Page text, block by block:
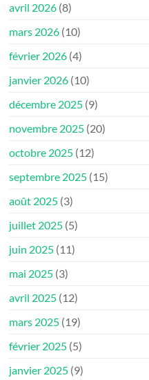
avril 2026 (8)
mars 2026 (10)
février 2026 (4)
janvier 2026 (10)
décembre 2025 (9)
novembre 2025 (20)
octobre 2025 (12)
septembre 2025 (15)
août 2025 (3)
juillet 2025 (5)
juin 2025 (11)
mai 2025 (3)
avril 2025 (12)
mars 2025 (19)
février 2025 (5)
janvier 2025 (9)